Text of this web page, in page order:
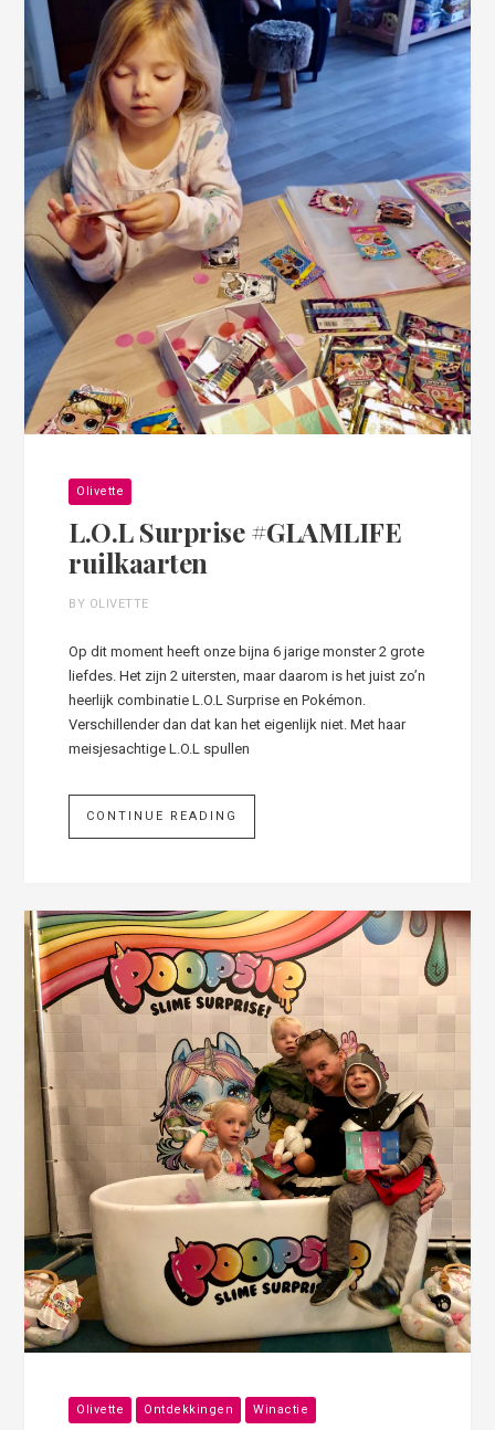
Olivette
L.O.L Surprise #GLAMLIFE
ruilkaarten
BY OLIVETTE
Op dit moment heeft onze bijna 6 jarige monster 2 grote
liefdes. Het zijn 2 uitersten, maar daarom is het juist zo’n
heerlijk combinatie L.O.L Surprise en Pokémon.
Verschillender dan dat kan het eigenlijk niet. Met haar
meisjesachtige L.O.L spullen
CONTINUE READING
Olivette Ontdekkingen Winactie